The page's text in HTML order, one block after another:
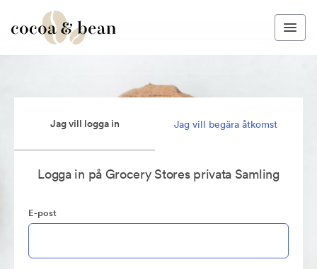
Jag vill logga in Jag vill begära åtkomst
Logga in på Grocery Stores privata Samling
E-post